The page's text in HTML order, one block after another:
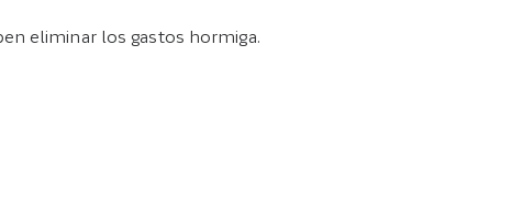
eliminar los gastos hormiga.